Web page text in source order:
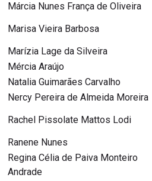
Márcia Nunes França de Oliveira
Marisa Vieira Barbosa
Marízia Lage da Silveira
Mércia Araújo
Natalia Guimarães Carvalho
Nercy Pereira de Almeida Moreira
Rachel Pissolate Mattos Lodi
Ranene Nunes
Regina Célia de Paiva Monteiro
Andrade